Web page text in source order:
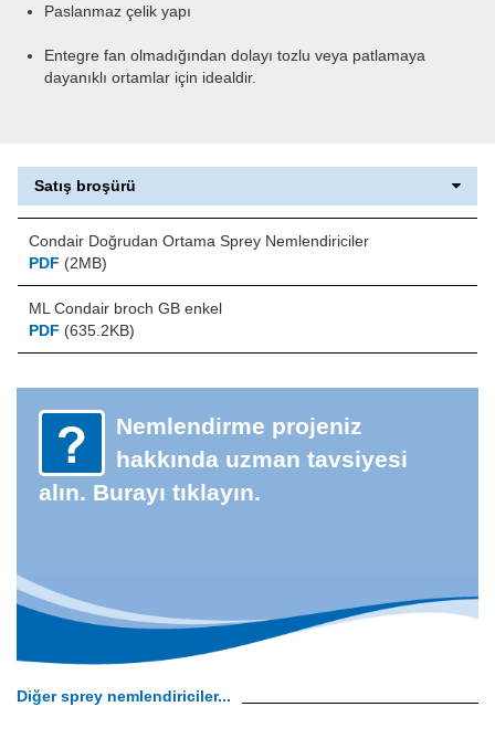
Paslanmaz çelik yapı
Entegre fan olmadığından dolayı tozlu veya patlamaya
dayanıklı ortamlar için idealdir.
Satış broşürü
Condair Doğrudan Ortama Sprey Nemlendiriciler
PDF (2MB)
ML Condair broch GB enkel
PDF (635.2KB)
Nemlendirme projeniz
hakkında uzman tavsiyesi
alın. Burayı tıklayın.
Diğer sprey nemlendiriciler...